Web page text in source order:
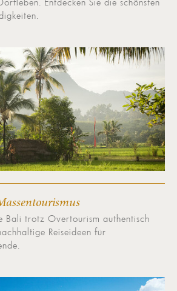
Bali trotz Overtourism authentisch
Reiseideen für